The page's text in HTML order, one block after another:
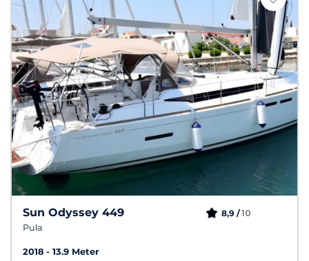
Sun Odyssey 449
Pula
8,9 /10
2018
13.9 Meter